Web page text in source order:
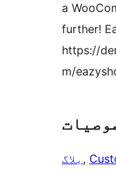
a
further!
https://
m/
بلاگ ,